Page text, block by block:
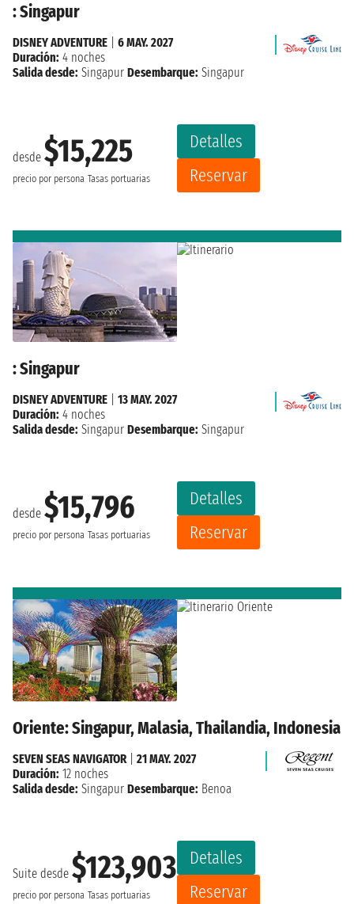
: Singapur
desde $15,225
precio por persona Tasas portuarias
Detalles
Reservar
DISNEY ADVENTURE
6 MAY. 2027
Duración: 4 noches
Salida desde: Singapur Desembarque: Singapur
: Singapur
desde $15,796
precio por persona Tasas portuarias
Detalles
Reservar
DISNEY ADVENTURE
13 MAY. 2027
Duración: 4 noches
Salida desde: Singapur Desembarque: Singapur
Oriente: Singapur, Malasia, Thailandia, Indonesia
Suite desde $123,903
precio por persona Tasas portuarias
Detalles
Reservar
SEVEN SEAS NAVIGATOR| 21 MAY. 2027
Duración: 12 noches
Salida desde: Singapur Desembarque: Benoa